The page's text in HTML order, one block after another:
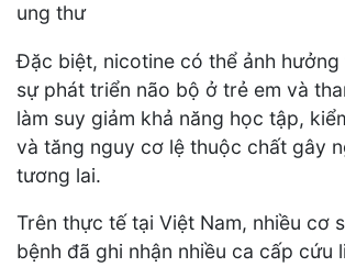
ung thư
Đặc biệt, nicotine có thể ảnh hưởng
sự phát triển não bộ ở trẻ em và
làm suy giảm khả năng học tập,
và tăng nguy cơ lệ thuộc chất gây
tương lai.
Trên thực tế tại Việt Nam, nhiều cơ
bệnh đã ghi nhận nhiều ca cấp cứu